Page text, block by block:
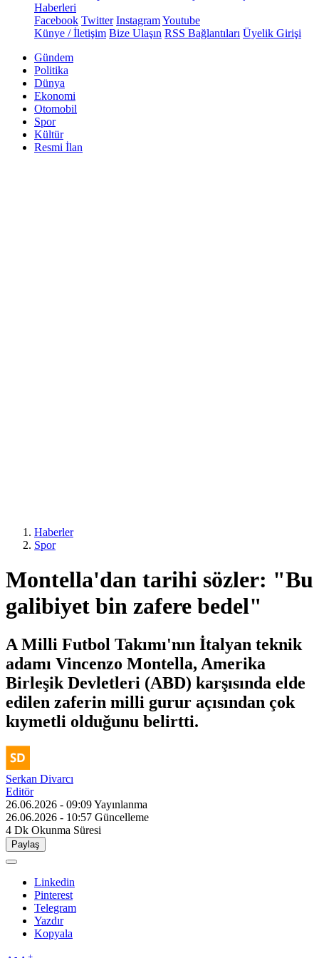
Haberleri
Facebook Twitter InstagramYoutube
Künye / İletişim Bize Ulaşın RSS Bağlantıları Üyelik Girişi
Gündem
Politika
Dünya
Ekonomi
Otomobil
Spor
Kültür
Resmi İlan
Haberler
Spor
Montella'dan tarihi sözler: "Bu
galibiyet bin zafere bedel"
A Milli Futbol Takımı'nın İtalyan teknik
adamı Vincenzo Montella, Amerika
Birleşik Devletleri (ABD) karşısında elde
edilen zaferin milli gurur açısından çok
kıymetli olduğunu belirtti.
Serkan Divarcı
Editör
26.06.2026 - 09:09Yayınlanma
26.06.2026 - 10:57 Güncelleme
4 Dk Okunma Süresi
Paylaş
Linkedin
Pinterest
Telegram
Yazdır
Kopyala